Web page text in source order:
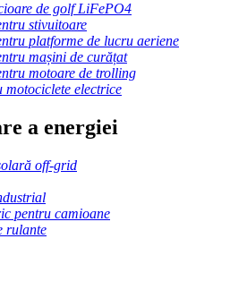
de golf LiFePO4
stivuitoare
platforme de lucru aeriene
mașini de curățat
motoare de trolling
electrice
a energiei
off-grid
pentru camioane
rulante